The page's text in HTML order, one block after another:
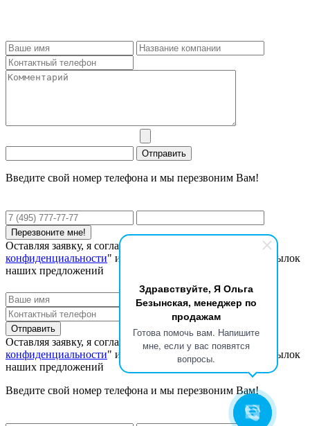
Здравствуйте, Я Ольга
Безынская, менеджер по
продажам
Готова помочь вам. Напишите
мне, если у вас появятся
вопросы.
Введите свой номер телефона и мы перезвоним Вам!
Оставляя заявку, я соглашаюсь с "
конфиденциальности" и даю согласие на получение рассылок
наших предложений
Оставляя заявку, я соглашаюсь с "Политикой
конфиденциальности" и даю согласие на получение рассылок
наших предложений
Введите свой номер телефона и мы перезвоним Вам!